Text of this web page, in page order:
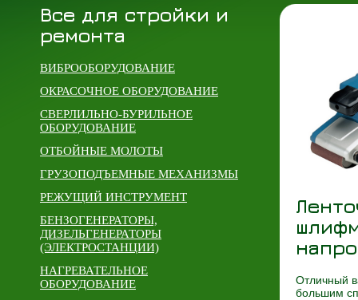
Все для стройки и
ремонта
ВИБРООБОРУДОВАНИЕ
ОКРАСОЧНОЕ ОБОРУДОВАНИЕ
СВЕРЛИЛЬНО-БУРИЛЬНОЕ
ОБОРУДОВАНИЕ
ОТБОЙНЫЕ МОЛОТЫ
ГРУЗОПОДЪЕМНЫЕ МЕХАНИЗМЫ
РЕЖУЩИЙ ИНСТРУМЕНТ
БЕНЗОГЕНЕРАТОРЫ,
ДИЗЕЛЬГЕНЕРАТОРЫ
(ЭЛЕКТРОСТАНЦИИ)
НАГРЕВАТЕЛЬНОЕ
ОБОРУДОВАНИЕ
Отличный
большим